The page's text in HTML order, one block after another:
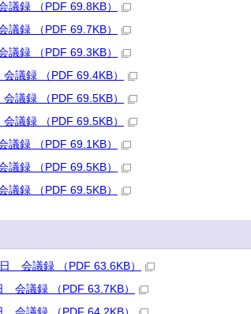
録 （PDF 69.8KB）
録 （PDF 69.7KB）
録 （PDF 69.3KB）
議録 （PDF 69.4KB）
議録 （PDF 69.5KB）
議録 （PDF 69.5KB）
録 （PDF 69.1KB）
録 （PDF 69.5KB）
録 （PDF 69.5KB）
会議録 （PDF 63.6KB）
会議録 （PDF 63.7KB）